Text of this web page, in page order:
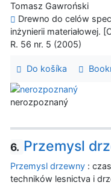
Tomasz Gawroński
Drewno do celów
inżynierii materiałowej.
R. 56 nr. 5 (2005)
Do košíka
nerozpoznaný
6. Przemysl
Przemysl drzewny :
techników lesnictva i